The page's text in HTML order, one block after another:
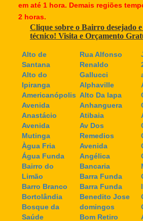
em até 1 hora. Demais regiões
2 horas.
Clique sobre o Bairro desejado
técnico! Visita e Orçamento
Alto de
Santana
Alto do
Ipiranga
Americanópolis
Avenida
Anastácio
Avenida
Mutinga
Àgua Fria
Água Funda
Bairro do
Limão
Barro Branco
Bortolândia
Bosque da
Saúde
Rua Alfonso
Renaldo
Gallucci
Alphaville
Alto Da lapa
Anhanguera
Atibaia
Av Dos
Remedios
Avenida
Angélica
Bancaria
Barra Funda
Barra Funda
Benedito Jose
domingos
Bom Retiro